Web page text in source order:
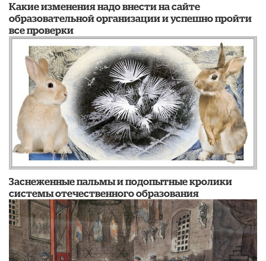
Какие изменения надо внести на сайте
образовательной организации и успешно пройти
все проверки
Заснеженные пальмы и подопытные кролики
системы отечественного образования